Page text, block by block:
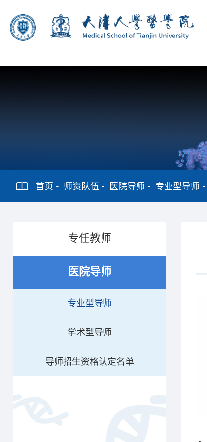
首页 师资队伍 医院导师 专业型导师
专任教师
医院导师
专业型导师
学术型导师
导师招生资格认定名单